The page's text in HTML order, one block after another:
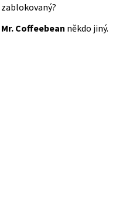
zablokovaný?
Mr. Coffeebean někdo jiný.